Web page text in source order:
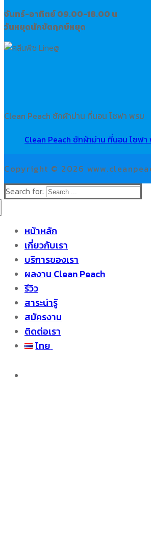
จันทร์-อาทิตย์ 09.00-18.00 น
วันหยุดนักขัตฤกษ์หยุด
Clean Peach ซักผ้าม่าน ที่นอน โซฟา พรม
Clean Peach ซักผ้าม่าน ที่นอน โซฟา
Copyright © 2026
Search for:
หน้าหลัก
เกี่ยวกับเรา
บริการของเรา
ผลงาน Clean Peach
รีวิว
สาระน่ารู้
สมัครงาน
ติดต่อเรา
ไทย